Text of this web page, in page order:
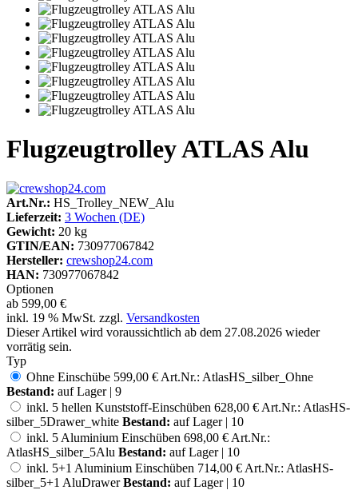
Flugzeugtrolley ATLAS Alu
Art.Nr.: HS_Trolley_NEW_Alu
Lieferzeit: 3 Wochen (DE)
Gewicht: 20 kg
GTIN/EAN: 730977067842
Hersteller: crewshop24.com
HAN: 730977067842
Optionen
ab 599,00 €
inkl. 19 % MwSt. zzgl. Versandkosten
Dieser Artikel wird voraussichtlich ab dem 27.08.2026 wieder
vorrätig sein.
Typ
Ohne Einschübe 599,00 € Art.Nr.: AtlasHS_silber_Ohne
Bestand: auf Lager | 9
inkl. 5 hellen Kunststoff-Einschüben 628,00 € Art.Nr.: AtlasHS-
silber_5Drawer_white Bestand: auf Lager | 10
inkl. 5 Aluminium Einschüben 698,00 € Art.Nr.:
AtlasHS_silber_5Alu Bestand: auf Lager | 10
inkl. 5+1 Aluminium Einschüben 714,00 € Art.Nr.: AtlasHS-
silber_5+1 AluDrawerBestand: auf Lager | 10